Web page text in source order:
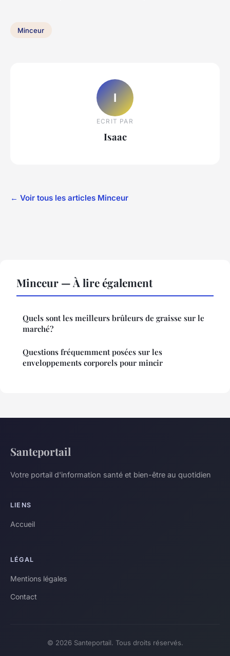
Minceur
I
ECRIT PAR
Isaac
← Voir tous les articles Minceur
Minceur — À lire également
Quels sont les meilleurs brûleurs de graisse sur le
marché?
Questions fréquemment posées sur les
enveloppements corporels pour mincir
Santeportail
Votre portail d'information santé et bien-être au quotidien
LIENS
Accueil
LÉGAL
Mentions légales
Contact
© 2026 Santeportail. Tous droits réservés.